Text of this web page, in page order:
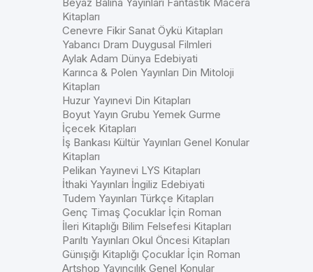
Kitapları
Cenevre Fikir Sanat Öykü Kitapları
Yabancı Dram Duygusal Filmleri
Aylak Adam Dünya Edebiyati
Karınca & Polen Yayınları Din Mitoloji
Kitapları
Huzur Yayınevi Din Kitapları
Boyut Yayın Grubu Yemek Gurme
İçecek Kitapları
İş Bankası Kültür Yayınları Genel Konular
Kitapları
Pelikan Yayınevi LYS Kitapları
İthaki Yayınları İngiliz Edebiyati
Tudem Yayınları Türkçe Kitapları
Genç Timaş Çocuklar İçin Roman
İleri Kitaplığı Bilim Felsefesi Kitapları
Parıltı Yayınları Okul Öncesi Kitapları
Günışığı Kitaplığı Çocuklar İçin Roman
Artshop Yayıncılık Genel Konular